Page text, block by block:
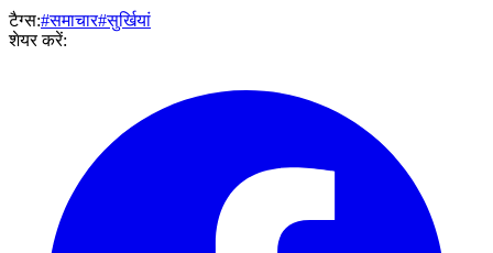
टैग्स:#समाचार#सुर्खियां
शेयर करें: